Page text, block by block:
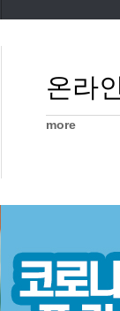
온라
more